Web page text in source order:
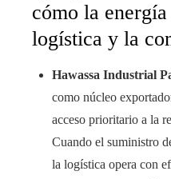
cómo la
logística y la
Hawassa Industrial
como núcleo
acceso prioritario a la
Cuando el suministro
la logística opera con